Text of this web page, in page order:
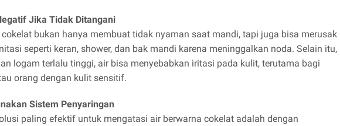
Jika Tidak Ditangani
cokelat bukan hanya membuat tidak nyaman saat mandi, tapi juga bisa merusak
seperti keran, shower, dan bak mandi karena meninggalkan noda. Selain itu,
logam terlalu tinggi, air bisa menyebabkan iritasi pada kulit, terutama bagi
orang dengan kulit sensitif.
Sistem Penyaringan
paling efektif untuk mengatasi air berwarna cokelat adalah dengan